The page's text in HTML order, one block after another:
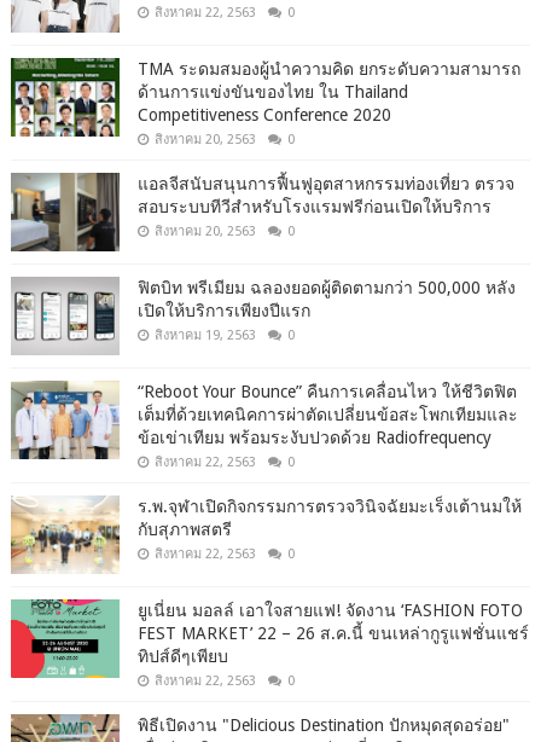
สิงหาคม 22, 2563 0
TMA ระดมสมองผู้นำความคิด ยกระดับความสามารถ
ด้านการแข่งขันของไทย ใน Thailand
Competitiveness Conference 2020
สิงหาคม 20, 2563 0
แอลจีสนับสนุนการฟื้นฟูอุตสาหกรรมท่องเที่ยว ตรวจ
สอบระบบทีวีสำหรับโรงแรมฟรีก่อนเปิดให้บริการ
สิงหาคม 20, 2563 0
ฟิตบิท พรีเมียม ฉลองยอดผู้ติดตามกว่า 500,000 หลัง
เปิดให้บริการเพียงปีแรก
สิงหาคม 19, 2563 0
“Reboot Your Bounce” คืนการเคลื่อนไหว ให้ชีวิตฟิต
เต็มที่ด้วยเทคนิคการผ่าตัดเปลี่ยนข้อสะโพกเทียมและ
ข้อเข่าเทียม พร้อมระงับปวดด้วย Radiofrequency
สิงหาคม 22, 2563 0
ร.พ.จุฬาเปิดกิจกรรมการตรวจวินิจฉัยมะเร็งเต้านมให้
กับสุภาพสตรี
สิงหาคม 22, 2563 0
ยูเนี่ยน มอลล์ เอาใจสายแฟ! จัดงาน ‘FASHION FOTO
FEST MARKET’ 22 – 26 ส.ค.นี้ ขนเหล่ากูรูแฟชั่นแชร์
ทิปส์ดีๆเพียบ
สิงหาคม 22, 2563 0
พิธีเปิดงาน "Delicious Destination ปักหมุดสุดอร่อย"